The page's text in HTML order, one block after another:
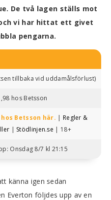
De två lagen ställs mot
vi har hittat ett givet
pengarna.
tillbaka vid uddamålsförlust)
hos Betsson
Betsson här. | Regler &
| Stödlinjen.se | 18+
Onsdag 8/7 kl 21:15
känna igen sedan
Everton följdes upp av en